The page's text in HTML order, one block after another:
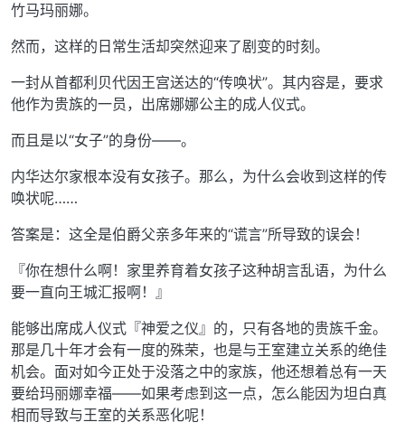
竹马玛丽娜。
然而，这样的日常生活却突然迎来了剧变的时刻。
一封从首都利贝代因王宫送达的“传唤状”。其内容是，要求
他作为贵族的一员，出席娜娜公主的成人仪式。
而且是以“女子”的身份——。
内华达尔家根本没有女孩子。那么，为什么会收到这样的传
唤状呢……
答案是：这全是伯爵父亲多年来的“谎言”所导致的误会！
『你在想什么啊！家里养育着女孩子这种胡言乱语，为什么
要一直向王城汇报啊！』
能够出席成人仪式『神爱之仪』的，只有各地的贵族千金。
那是几十年才会有一度的殊荣，也是与王室建立关系的绝佳
机会。面对如今正处于没落之中的家族，他还想着总有一天
要给玛丽娜幸福——如果考虑到这一点，怎么能因为坦白真
相而导致与王室的关系恶化呢！